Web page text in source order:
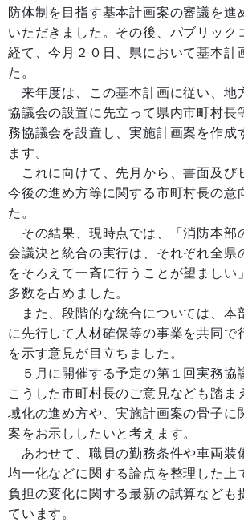
防体制を目指す基本計画案の審議を進
いただきました。その後、パブリック
経て、今月２０日、県において基本計
た。
来年度は、この基本計画に従い、地
協議会の設置に先立って県内市町村長
務協議会を設置し、実施計画案を作成
ます。
これに向けて、先月から、書面及び
今後の進め方等に関する市町村長の意
た。
その結果、現時点では、「消防本部
会議決と統合の実行は、それぞれ全県
をそろえて一斉に行うことが望ましい
多数を占めました。
また、段階的な統合については、本
に先行して人材確保等の事業を共同で
を示す意見が目立ちました。
５月に開催する予定の第１回実務協
こうした市町村長のご意見なども踏ま
域化の進め方や、実施計画案の骨子に
案をお示ししたいと考えます。
あわせて、職員の勤務条件や車両装
均一化などに関する論点を整理した上
負担の変化に関する最新の試算なども
ています。